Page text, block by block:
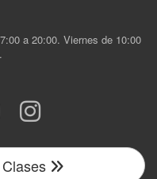
a 20:00. Viernes de 10:00